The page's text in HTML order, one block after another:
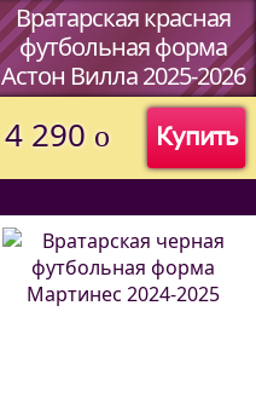
Вратарская красная
футбольная форма
Астон Вилла 2025-2026
Купить
4 290 o